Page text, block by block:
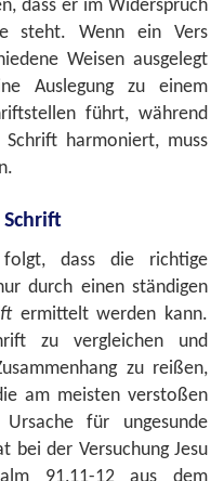
dass er im Widerspruch
steht. Wenn ein Vers
Weisen ausgelegt
Auslegung zu einem
führt, während
harmoniert, muss
dass die richtige
durch einen ständigen
ermittelt werden kann.
zu vergleichen und
zu reißen,
am meisten verstoßen
für ungesunde
bei der Versuchung Jesu
91,11-12aus dem